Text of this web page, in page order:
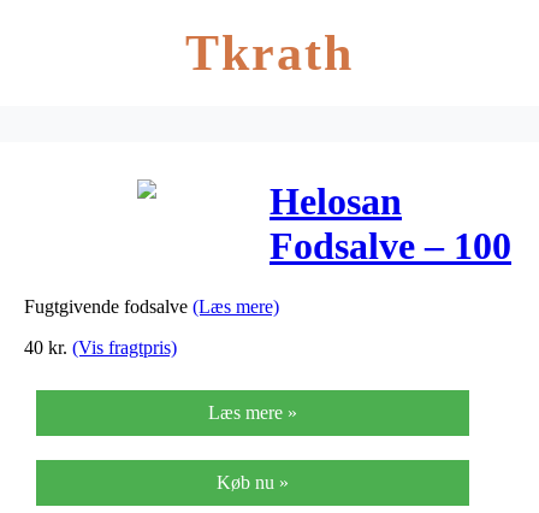
Tkrath
Helosan
Fodsalve – 100
Gram
Fugtgivende fodsalve (Læs mere)
40 kr. (Vis fragtpris)
Læs mere »
Køb nu »